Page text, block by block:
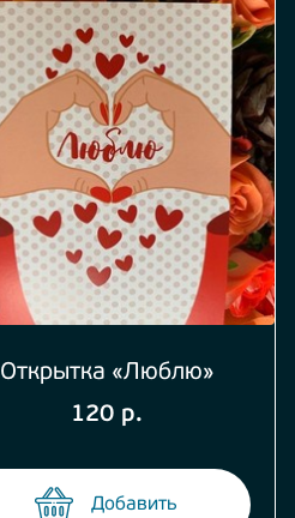
Открытка «Люблю»
120 р.
Добавить